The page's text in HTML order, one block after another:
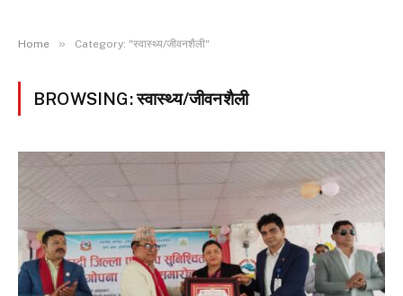
Home » Category: "स्वास्थ्य/जीवनशैली"
BROWSING:स्वास्थ्य/जीवनशैली